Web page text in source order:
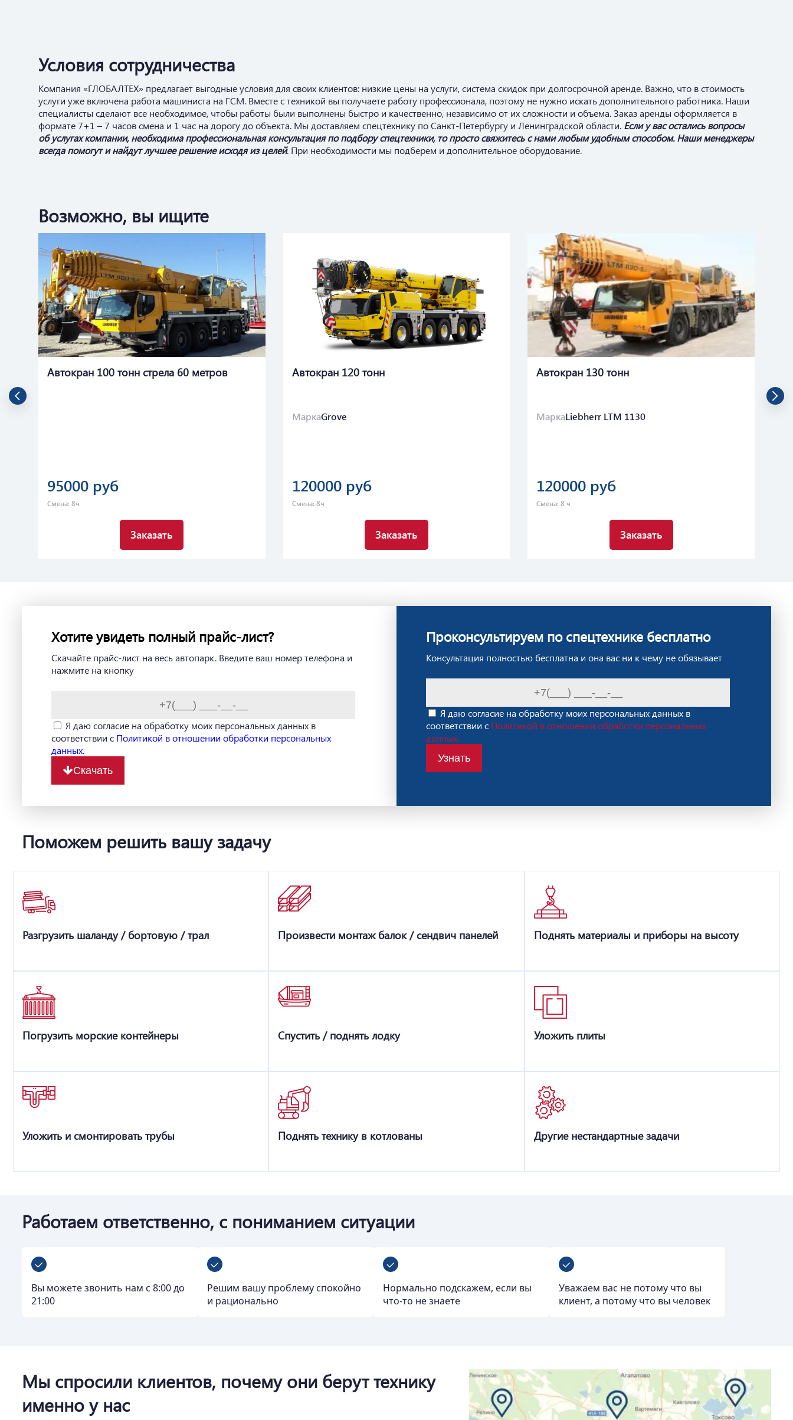
Условия сотрудничества
Компания «ГЛОБАЛТЕХ» предлагает выгодные условия для своих клиентов: низкие цены на услуги, система скидок при долгосрочной аренде. Важно, что в стоимость
услуги уже включена работа машиниста на ГСМ. Вместе с техникой вы получаете работу профессионала, поэтому не нужно искать дополнительного работника. Наши
специалисты сделают все необходимое, чтобы работы были выполнены быстро и качественно, независимо от их сложности и объема. Заказ аренды оформляется в
формате 7+1 – 7 часов смена и 1 час на дорогу до объекта. Мы доставляем спецтехнику по Санкт-Петербургу и Ленинградской области. Если у вас остались вопросы
об услугах компании, необходима профессиональная консультация по подбору спецтехники, то просто свяжитесь с нами любым удобным способом. Наши менеджеры
всегда помогут и найдут лучшее решение исходя из целей. При необходимости мы подберем и дополнительное оборудование.
Возможно, вы ищите
Автокран 100 тонн стрела 60 метров
95000 руб
Смена: 8ч
Заказать
Автокран 120 тонн
МаркаGrove
120000 руб
Смена: 8ч
Заказать
Автокран 130 тонн
МаркаLiebherr LTM 1130
120000 руб
Смена: 8 ч
Заказать
Хотите увидеть полный прайс-лист?
Скачайте прайс-лист на весь автопарк. Введите ваш номер телефона и
нажмите на кнопку
Я даю согласие на обработку моих персональных данных в
соответствии с Политикой в отношении обработки персональных
данных.
Скачать
Проконсультируем по спецтехнике бесплатно
Консультация полностью бесплатна и она вас ни к чему не обязывает
Я даю согласие на обработку моих персональных данных в
соответствии с Политикой в отношении обработки персональных
данных.
Узнать
Поможем решить вашу задачу
Разгрузить шаланду / бортовую / трал Произвести монтаж балок / сендвич панелей Поднять материалы и приборы на высоту
Погрузить морские контейнеры Спустить / поднять лодку Уложить плиты
Уложить и смонтировать трубы Поднять технику в котлованы Другие нестандартные задачи
Работаем ответственно, с пониманием ситуации
Вы можете звонить нам с 8:00 до
21:00
Решим вашу проблему спокойно
и рационально
Нормально подскажем, если вы
что-то не знаете
Уважаем вас не потому что вы
клиент, а потому что вы человек
Мы спросили клиентов, почему они берут технику
именно у нас